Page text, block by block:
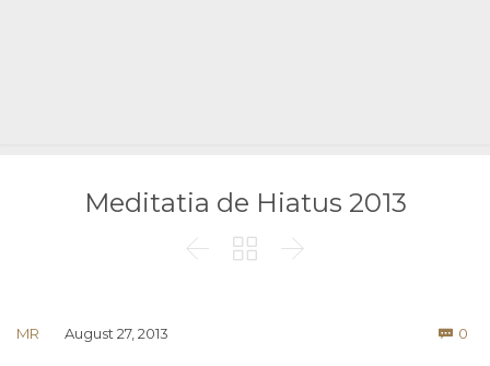
Meditatia de Hiatus 2013
  
MR August 27, 2013  0